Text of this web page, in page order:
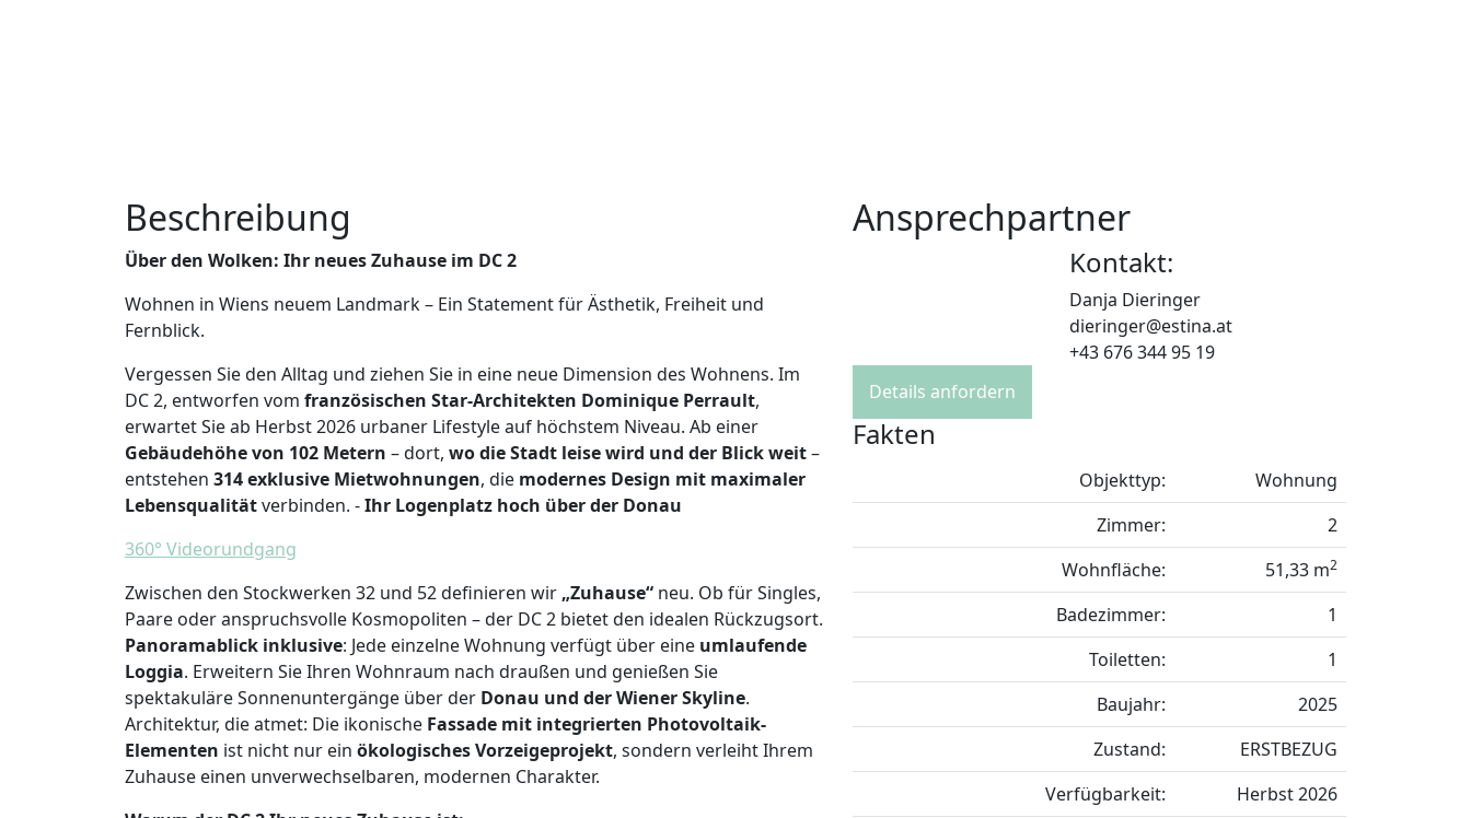
Beschreibung
Über den Wolken: Ihr neues Zuhause im DC 2
Wohnen in Wiens neuem Landmark – Ein Statement für Ästhetik, Freiheit und
Fernblick.
Vergessen Sie den Alltag und ziehen Sie in eine neue Dimension des Wohnens. Im
DC 2, entworfen vom französischen Star-Architekten Dominique Perrault,
erwartet Sie ab Herbst 2026 urbaner Lifestyle auf höchstem Niveau. Ab einer
Gebäudehöhe von 102 Metern – dort, wo die Stadt leise wird und der Blick weit–
entstehen 314 exklusive Mietwohnungen, die modernes Design mit maximaler
Lebensqualitätverbinden. -Ihr Logenplatz hoch über der Donau
360° Videorundgang
Zwischen den Stockwerken 32 und 52 definieren wir „Zuhause“ neu. Ob für Singles,
Paare oder anspruchsvolle Kosmopoliten – der DC 2 bietet den idealen Rückzugsort.
Panoramablick inklusive: Jede einzelne Wohnung verfügt über eine umlaufende
Loggia. Erweitern Sie Ihren Wohnraum nach draußen und genießen Sie
spektakuläre Sonnenuntergänge über der Donau und der Wiener Skyline.
Architektur, die atmet: Die ikonische Fassade mit integrierten Photovoltaik-
Elementen ist nicht nur ein ökologisches Vorzeigeprojekt, sondern verleiht Ihrem
Zuhause einen unverwechselbaren, modernen Charakter.
Ansprechpartner
Kontakt:
Danja Dieringer
dieringer@estina.at
+43 676 344 95 19
Details anfordern
Fakten
Objekttyp:
Wohnung
Zimmer:
2
Wohnfläche:
51,33 m2
Badezimmer:
1
Toiletten:
1
Baujahr:
2025
Zustand:
ERSTBEZUG
Verfügbarkeit:
Herbst 2026